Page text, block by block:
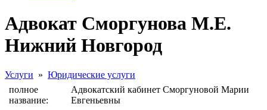
Адвокат Сморгунова М.Е.
Нижний Новгород
Услуги » Юридические услуги
полное
название:
Адвокатский кабинет Сморгуновой Марии
Евгеньевны